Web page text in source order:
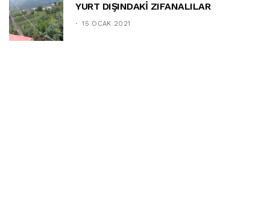
YURT DIŞINDAKİ ZIFANALILAR
15 OCAK 2021